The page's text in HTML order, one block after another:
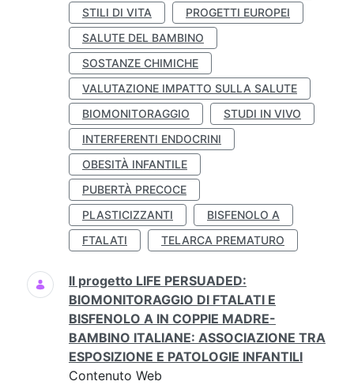
STILI DI VITA
PROGETTI EUROPEI
SALUTE DEL BAMBINO
SOSTANZE CHIMICHE
VALUTAZIONE IMPATTO SULLA SALUTE
BIOMONITORAGGIO
STUDI IN VIVO
INTERFERENTI ENDOCRINI
OBESITÀ INFANTILE
PUBERTÀ PRECOCE
PLASTICIZZANTI
BISFENOLO A
FTALATI
TELARCA PREMATURO
Il progetto LIFE PERSUADED:
BIOMONITORAGGIO DI FTALATI E
BISFENOLO A IN COPPIE MADRE-
BAMBINO ITALIANE: ASSOCIAZIONE TRA
ESPOSIZIONE E PATOLOGIE INFANTILI
Contenuto Web